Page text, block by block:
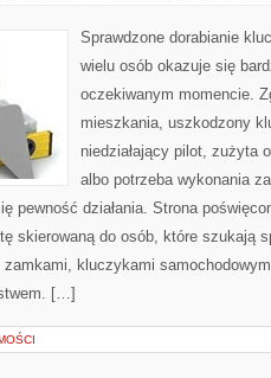
Sprawdzone dorabianie
wielu osób okazuje się
oczekiwanym momencie.
mieszkania, uszkodzony
niedziałający pilot, zużyta
albo potrzeba wykonania
pewność działania. Strona
skierowaną do osób, które szukają
kluczykami
[…]